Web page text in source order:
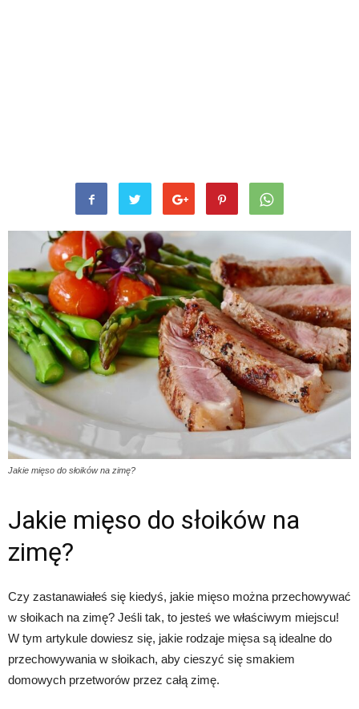
Jakie mięso do słoików na zimę?
Jakie mięso do słoików na
zimę?
Czy zastanawiałeś się kiedyś, jakie mięso można przechowywać
w słoikach na zimę? Jeśli tak, to jesteś we właściwym miejscu!
W tym artykule dowiesz się, jakie rodzaje mięsa są idealne do
przechowywania w słoikach, aby cieszyć się smakiem
domowych przetworów przez całą zimę.